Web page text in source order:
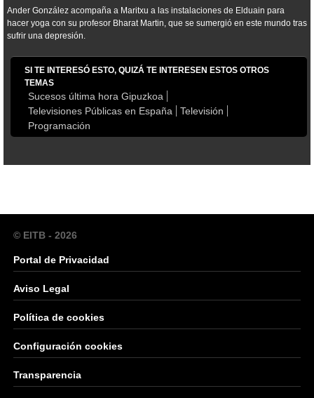
Ander González acompaña a Maritxu a las instalaciones de Elduain para
hacer yoga con su profesor Bharat Martin, que se sumergió en este mundo tras
sufrir una depresión.
SI TE INTERESÓ ESTO, QUIZÁ TE INTERESEN ESTOS OTROS
TEMAS
Sucesos última hora Gipuzkoa
Televisiones Públicas en España
Televisión
Programación
© EITB - 2026
Portal de Privacidad
Aviso Legal
Política de cookies
Configuración cookies
Transparencia